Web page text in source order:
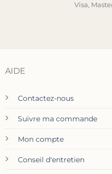
Visa,
AIDE
Contactez-nous
Suivre ma commande
Mon compte
Conseil d'entretien